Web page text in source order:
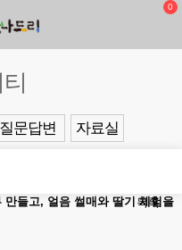
0
질문답변 자료실
목록
만들고, 얼음 썰매와 딸기 체험을